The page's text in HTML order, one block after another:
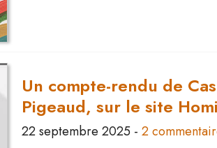
Un compte-rendu de
Pigeaud, sur le site
22 septembre 2025 - 2